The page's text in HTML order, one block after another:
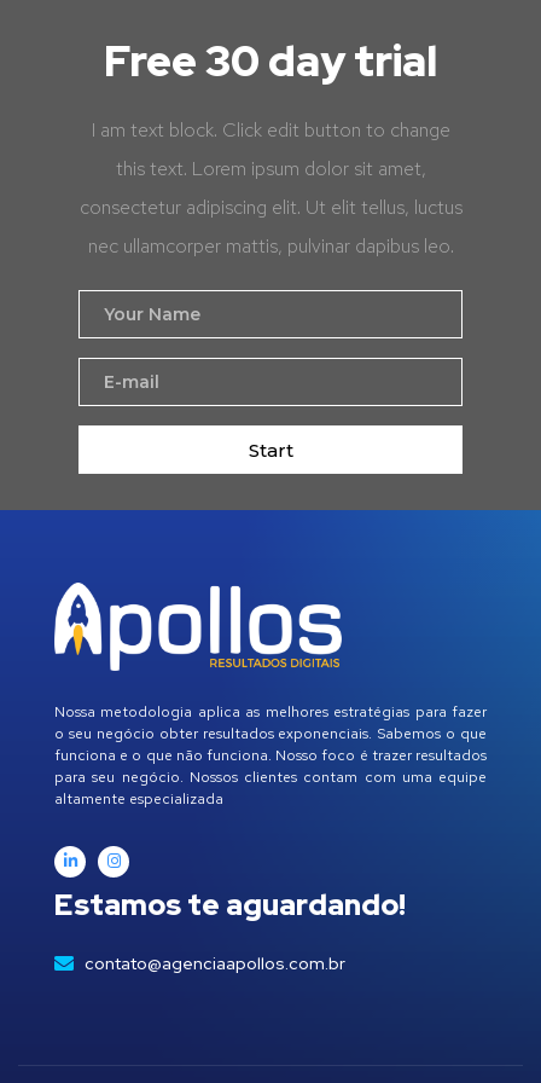
Free 30 day trial
I am text block. Click edit button to change
this text. Lorem ipsum dolor sit amet,
consectetur adipiscing elit. Ut elit tellus, luctus
nec ullamcorper mattis, pulvinar dapibus leo.
Start
Nossa metodologia aplica as melhores estratégias para fazer
o seu negócio obter resultados exponenciais. Sabemos o que
funciona e o que não funciona. Nosso foco é trazer resultados
para seu negócio. Nossos clientes contam com uma equipe
altamente especializada
Estamos te aguardando!
contato@agenciaapollos.com.br